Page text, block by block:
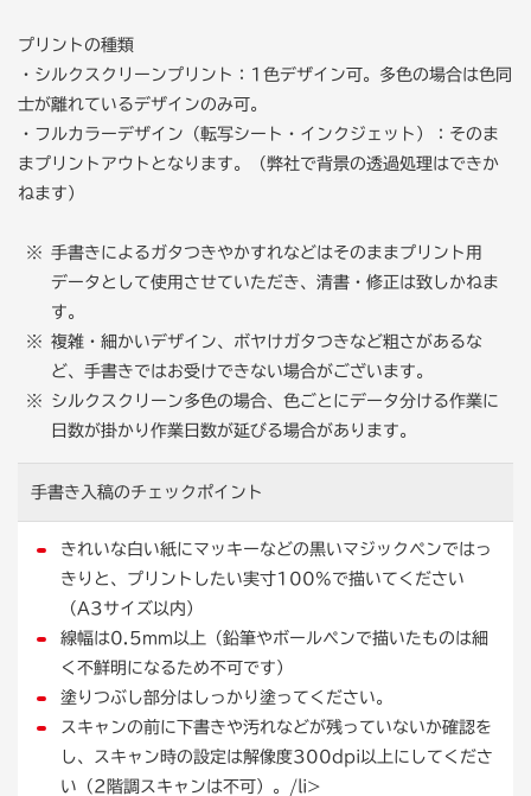
プリントの種類
・シルクスクリーンプリント：1色デザイン可。多色の場合は色同
士が離れているデザインのみ可。
・フルカラーデザイン（転写シート・インクジェット）：そのま
まプリントアウトとなります。（弊社で背景の透過処理はできか
ねます）
手書きによるガタつきやかすれなどはそのままプリント用
データとして使用させていただき、清書・修正は致しかねま
す。
複雑・細かいデザイン、ボヤけガタつきなど粗さがあるな
ど、手書きではお受けできない場合がございます。
シルクスクリーン多色の場合、色ごとにデータ分ける作業に
日数が掛かり作業日数が延びる場合があります。
手書き入稿のチェックポイント
きれいな白い紙にマッキーなどの黒いマジックペンではっ
きりと、プリントしたい実寸100%で描いてください
（A3サイズ以内）
線幅は0.5mm以上（鉛筆やボールペンで描いたものは細
く不鮮明になるため不可です）
塗りつぶし部分はしっかり塗ってください。
スキャンの前に下書きや汚れなどが残っていないか確認を
し、スキャン時の設定は解像度300dpi以上にしてくださ
い（2階調スキャンは不可）。/li>